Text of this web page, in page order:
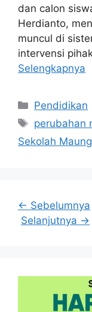
dan calon
Herdianto,
muncul di
intervensi
Selengkapnya
Kategori
Pendidikan
Tag
perubahan
Sekolah Maung
← Sebelumnya
Selanjutnya →